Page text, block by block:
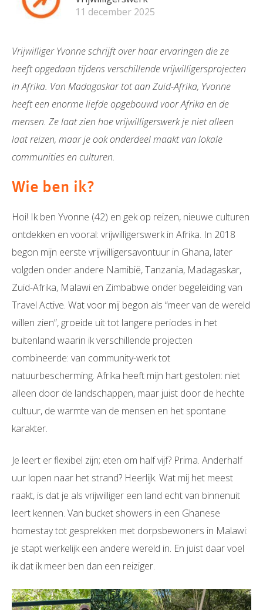
11 december 2025
Vrijwilliger Yvonne schrijft over haar ervaringen die ze
heeft opgedaan tijdens verschillende vrijwilligersprojecten
in Afrika. Van Madagaskar tot aan Zuid-Afrika, Yvonne
heeft een enorme liefde opgebouwd voor Afrika en de
mensen. Ze laat zien hoe vrijwilligerswerk je niet alleen
laat reizen, maar je ook onderdeel maakt van lokale
communities en culturen.
Wie ben ik?
Hoi! Ik ben Yvonne (42) en gek op reizen, nieuwe culturen
ontdekken en vooral: vrijwilligerswerk in Afrika. In 2018
begon mijn eerste vrijwilligersavontuur in Ghana, later
volgden onder andere Namibië, Tanzania, Madagaskar,
Zuid-Afrika, Malawi en Zimbabwe onder begeleiding van
Travel Active. Wat voor mij begon als “meer van de wereld
willen zien”, groeide uit tot langere periodes in het
buitenland waarin ik verschillende projecten
combineerde: van community-werk tot
natuurbescherming. Afrika heeft mijn hart gestolen: niet
alleen door de landschappen, maar juist door de hechte
cultuur, de warmte van de mensen en het spontane
karakter.
Je leert er flexibel zijn; eten om half vijf? Prima. Anderhalf
uur lopen naar het strand? Heerlijk. Wat mij het meest
raakt, is dat je als vrijwilliger een land echt van binnenuit
leert kennen. Van bucket showers in een Ghanese
homestay tot gesprekken met dorpsbewoners in Malawi:
je stapt werkelijk een andere wereld in. En juist daar voel
ik dat ik meer ben dan een reiziger.